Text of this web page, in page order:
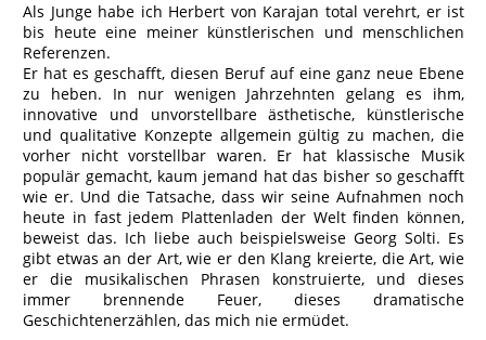
Als Junge habe ich Herbert von Karajan total verehrt, er ist
bis heute eine meiner künstlerischen und menschlichen
Referenzen.
Er hat es geschafft, diesen Beruf auf eine ganz neue Ebene
zu heben. In nur wenigen Jahrzehnten gelang es ihm,
innovative und unvorstellbare ästhetische, künstlerische
und qualitative Konzepte allgemein gültig zu machen, die
vorher nicht vorstellbar waren. Er hat klassische Musik
populär gemacht, kaum jemand hat das bisher so geschafft
wie er. Und die Tatsache, dass wir seine Aufnahmen noch
heute in fast jedem Plattenladen der Welt finden können,
beweist das. Ich liebe auch beispielsweise Georg Solti. Es
gibt etwas an der Art, wie er den Klang kreierte, die Art, wie
er die musikalischen Phrasen konstruierte, und dieses
immer brennende Feuer, dieses dramatische
Geschichtenerzählen, das mich nie ermüdet.